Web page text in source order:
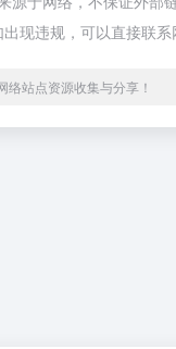
现违规，可以直接联
站点资源收集与分享！